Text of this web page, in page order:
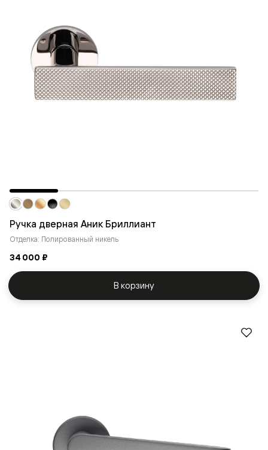
Ручка дверная Аник Бриллиант
Отделка: Полированный никель
34 000 ₽
В корзину